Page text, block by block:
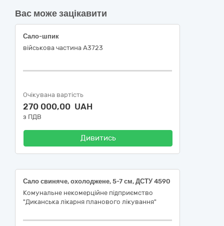
Вас може зацікавити
Сало-шпик
військова частина А3723
Очікувана вартість
270 000,00 UAH
з ПДВ
Дивитись
Сало свиняче, охолоджене, 5-7 см, ДСТУ 4590
Комунальне некомерційне підприємство
"Диканська лікарня планового лікування"